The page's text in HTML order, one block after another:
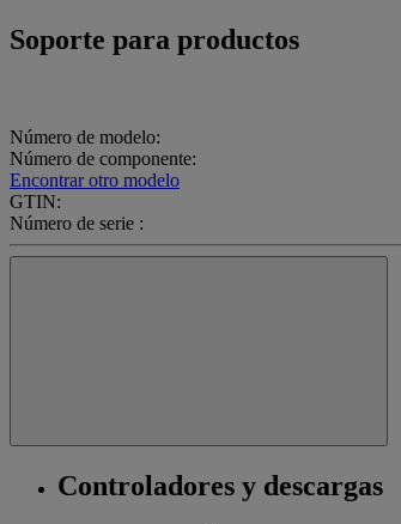
Soporte para productos
Número de modelo:
Número de componente:
Encontrar otro modelo
GTIN:
Número de serie :
Controladores y descargas